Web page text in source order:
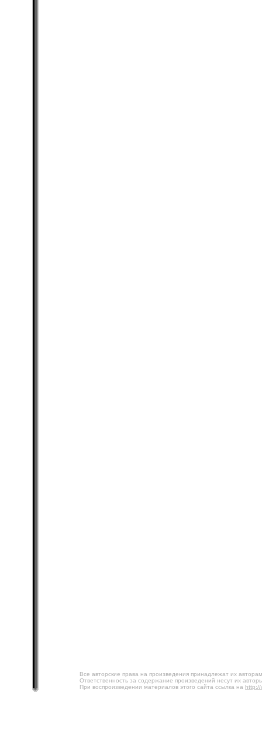
Все авторские права на произведения принадлежат их
Ответственность за содержание произведений несут их
При воспроизведении материалов этого сайта ссылка на http://